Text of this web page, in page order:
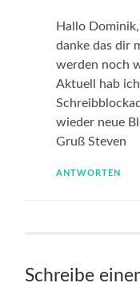
Hallo Dominik,
danke das dir
werden noch
Aktuell hab
wieder neue
Gruß Steven
ANTWORTEN
Schreibe